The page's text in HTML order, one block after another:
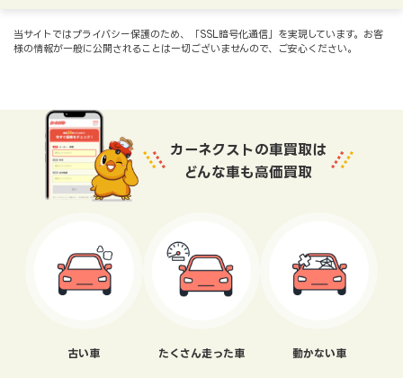
当サイトではプライバシー保護のため、「SSL暗号化通信」を実現しています。お客
様の情報が一般に公開されることは一切ございませんので、ご安心ください。
カーネクストの車買取は
どんな車も高価買取
古い車 たくさん走った車 動かない車